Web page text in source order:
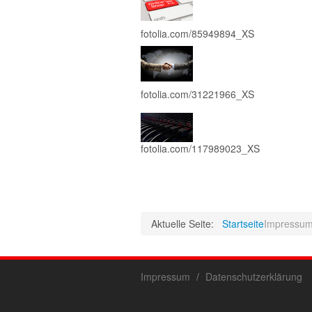
fotolia.com/85949894_XS
fotolia.com/31221966_XS
fotolia.com/117989023_XS
Aktuelle Seite: StartseiteImpressum
Impressum Datenschutzerklärung